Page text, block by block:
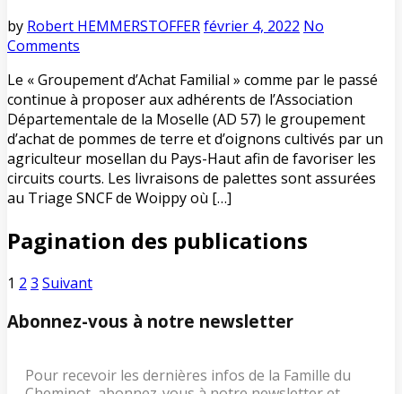
by Robert HEMMERSTOFFERfévrier 4, 2022 No
Comments
Le « Groupement d’Achat Familial » comme par le passé
continue à proposer aux adhérents de l’Association
Départementale de la Moselle (AD 57) le groupement
d’achat de pommes de terre et d’oignons cultivés par un
agriculteur mosellan du Pays-Haut afin de favoriser les
circuits courts. Les livraisons de palettes sont assurées
au Triage SNCF de Woippy où […]
Pagination des publications
1 2 3 Suivant
Abonnez-vous à notre newsletter
Pour recevoir les dernières infos de la Famille du